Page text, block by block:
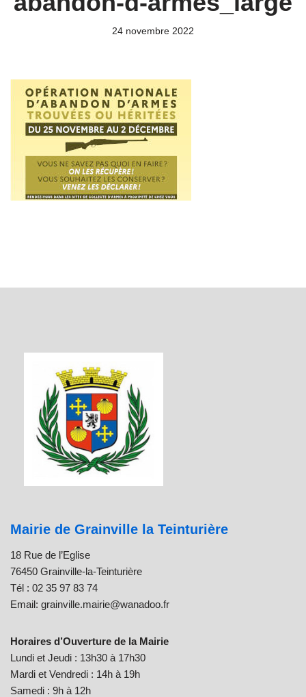
24 novembre 2022
Mairie de Grainville la Teinturière
18 Rue de l’Eglise
76450 Grainville-la-Teinturière
Tél : 02 35 97 83 74
Email: grainville.mairie@wanadoo.fr
Horaires d’Ouverture de la Mairie
Lundi et Jeudi : 13h30 à 17h30
Mardi et Vendredi : 14h à 19h
Samedi : 9h à 12h